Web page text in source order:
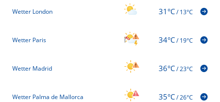
Wetter London 31°C/13°C
Wetter Paris 34°C/19°C
Wetter Madrid 36°C/23°C
Wetter Palma de Mallorca 35°C/26°C